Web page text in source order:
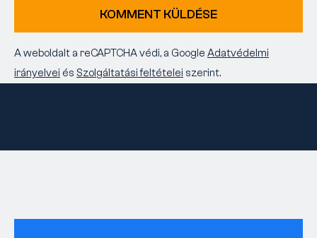
KOMMENT KÜLDÉSE
A weboldalt a reCAPTCHA védi, a Google Adatvédelmi
irányelvei és Szolgáltatási feltételei szerint.